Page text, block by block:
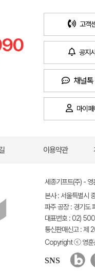
고객
공지
채널
마이페
이용약관
세종기프트(주) -
본사 : 서울특별시
파주 공장 : 경기
대표번호 : 02)
통신판매신고 : 제
Copyright ⓒ 영훈
SNS